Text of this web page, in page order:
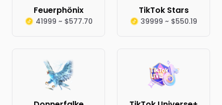
Feuerphönix
41999 ~ $577.70
TikTok Stars
39999 ~ $550.19